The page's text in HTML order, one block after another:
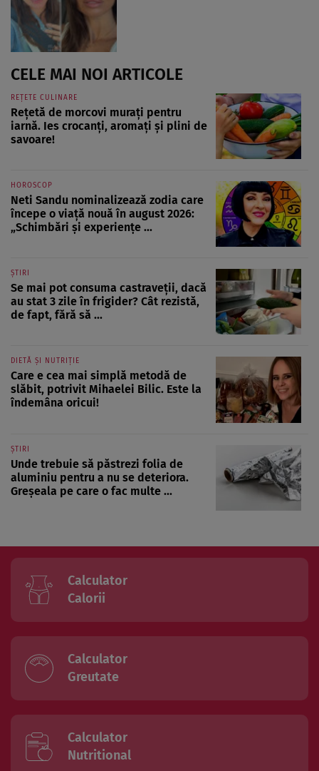
CELE MAI NOI ARTICOLE
REȚETE CULINARE
Rețetă de morcovi murați pentru
iarnă. Ies crocanți, aromați și plini de
savoare!
HOROSCOP
Neti Sandu nominalizează zodia care
începe o viață nouă în august 2026:
„Schimbări și experiențe ...
ȘTIRI
Se mai pot consuma castraveții, dacă
au stat 3 zile în frigider? Cât rezistă,
de fapt, fără să ...
DIETĂ ȘI NUTRIȚIE
Care e cea mai simplă metodă de
slăbit, potrivit Mihaelei Bilic. Este la
îndemâna oricui!
ȘTIRI
Unde trebuie să păstrezi folia de
aluminiu pentru a nu se deteriora.
Greșeala pe care o fac multe ...
Calculator
Calorii
Calculator
Greutate
Calculator
Nutritional